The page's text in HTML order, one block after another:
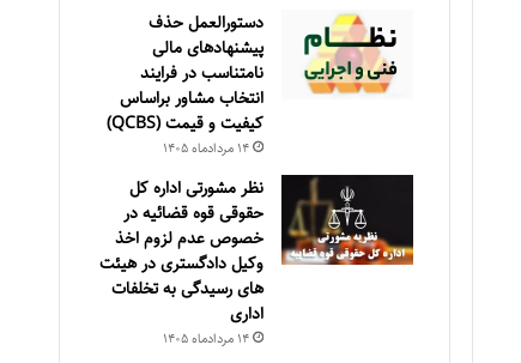
دستورالعمل حذف
پيشنهادهای مالی
نامتناسب در فرايند
انتخاب مشاور براساس
كيفيت و قيمت (QCBS)
۱۴ مرداد‌ماه ۱۴۰۵
نظر مشورتی اداره کل
حقوقی قوه قضائیه در
خصوص عدم لزوم اخذ
وکیل دادگستری در هیئت
های رسیدگی به تخلفات
اداری
۱۴ مرداد‌ماه ۱۴۰۵